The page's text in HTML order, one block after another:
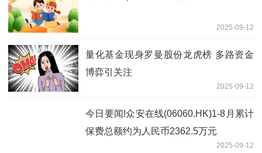
2025-09-12
量化基金现身罗曼股份龙虎榜 多路资金
博弈引关注
2025-09-12
今日要闻!众安在线(06060.HK)1-8月累计
保费总额约为人民币2362.5万元
2025-09-12